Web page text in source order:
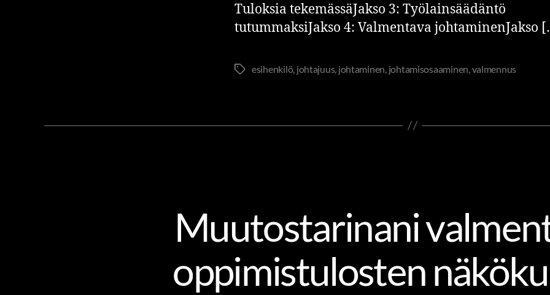
Tuloksia tekemässäJakso 3: Työlainsäädäntö
tutummaksiJakso 4: Valmentava johtaminenJakso
esihenkilö, johtajuus, johtaminen johtamisosaaminen valmennus
Muutostarinani
oppimistulosten